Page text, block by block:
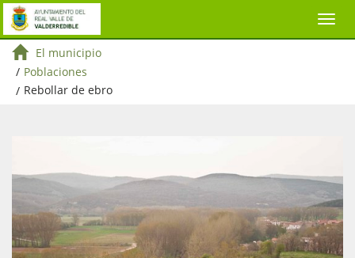
El municipio
/ Poblaciones
/ Rebollar de ebro